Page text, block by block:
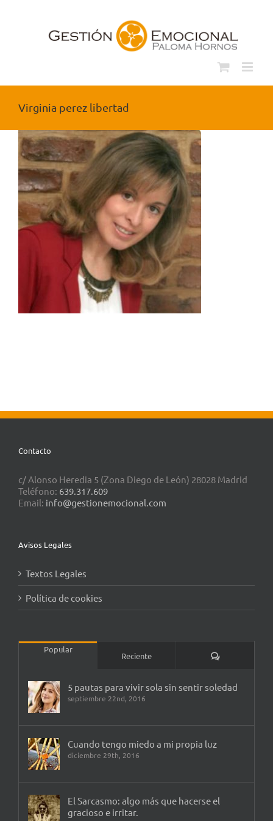
Virginia perez libertad
Contacto
c/ Alonso Heredia 5 (Zona Diego de León) 28028 Madrid
Teléfono: 639.317.609
Email: info@gestionemocional.com
Avisos Legales
Textos Legales
Política de cookies
Popular
Reciente Comentarios
5 pautas para vivir sola sin sentir soledad
septiembre 22nd, 2016
Cuando tengo miedo a mi propia luz
diciembre 29th, 2016
El Sarcasmo: algo más que hacerse el
gracioso e irritar.